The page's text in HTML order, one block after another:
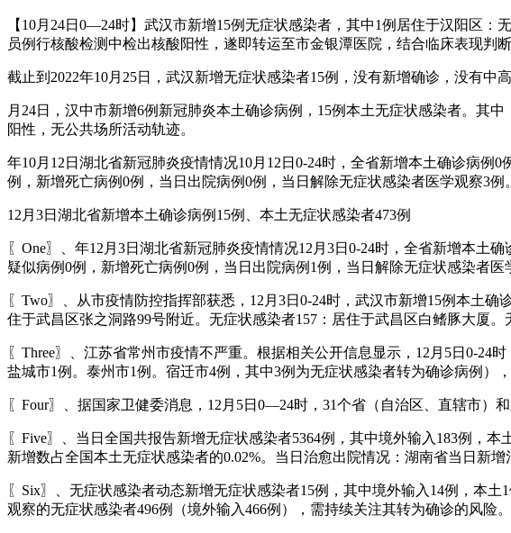
【10月24日0—24时】武汉市新增15例无症状感染者，其中1例居住于汉阳区
员例行核酸检测中检出核酸阳性，遂即转运至市金银潭医院，结合临床表现判
截止到2022年10月25日，武汉新增无症状感染者15例，没有新增确诊，没有
月24日，汉中市新增6例新冠肺炎本土确诊病例，15例本土无症状感染者。其
阳性，无公共场所活动轨迹。
年10月12日湖北省新冠肺炎疫情情况10月12日0-24时，全省新增本土确诊病
例，新增死亡病例0例，当日出院病例0例，当日解除无症状感染者医学观察3例。
12月3日湖北省新增本土确诊病例15例、本土无症状感染者473例
〖One〗、年12月3日湖北省新冠肺炎疫情情况12月3日0-24时，全省新增本土
疑似病例0例，新增死亡病例0例，当日出院病例1例，当日解除无症状感染者医
〖Two〗、从市疫情防控指挥部获悉，12月3日0-24时，武汉市新增15例本土
住于武昌区张之洞路99号附近。无症状感染者157：居住于武昌区白鳍豚大厦。
〖Three〗、江苏省常州市疫情不严重。根据相关公开信息显示，12月5日0-24
盐城市1例。泰州市1例。宿迁市4例，其中3例为无症状感染者转为确诊病例）
〖Four〗、据国家卫健委消息，12月5日0—24时，31个省（自治区、直辖市）
〖Five〗、当日全国共报告新增无症状感染者5364例，其中境外输入183例，
新增数占全国本土无症状感染者的0.02%。当日治愈出院情况：湖南省当日新
〖Six〗、无症状感染者动态新增无症状感染者15例，其中境外输入14例，本
观察的无症状感染者496例（境外输入466例），需持续关注其转为确诊的风险。